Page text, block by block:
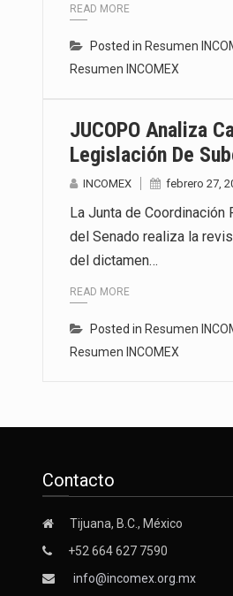
READ MORE
Posted in Resumen
Resumen INCOMEX
JUCOPO Analiza
Legislación De
INCOMEX febrero 27,
La Junta de Coordinación
del Senado realiza la
del dictamen…
READ MORE
Posted in Resumen
Resumen INCOMEX
Contacto
Tijuana, B.C., México
+52 664 627 7590
info@incomex.org.mx